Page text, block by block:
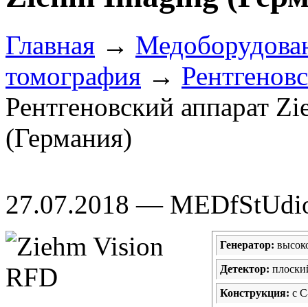
Главная →
томография →
Рентгеновский аппарат
(Германия)
27.07.2018 —
Генератор:
Детектор:
Конструкция: с